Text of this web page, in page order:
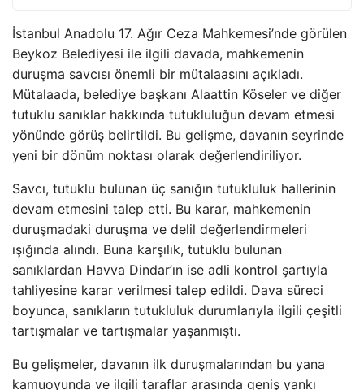
İstanbul Anadolu 17. Ağır Ceza Mahkemesi’nde görülen
Beykoz Belediyesi ile ilgili davada, mahkemenin
duruşma savcısı önemli bir mütalaasını açıkladı.
Mütalaada, belediye başkanı Alaattin Köseler ve diğer
tutuklu sanıklar hakkında tutukluluğun devam etmesi
yönünde görüş belirtildi. Bu gelişme, davanın seyrinde
yeni bir dönüm noktası olarak değerlendiriliyor.
Savcı, tutuklu bulunan üç sanığın tutukluluk hallerinin
devam etmesini talep etti. Bu karar, mahkemenin
duruşmadaki duruşma ve delil değerlendirmeleri
ışığında alındı. Buna karşılık, tutuklu bulunan
sanıklardan Havva Dindar’ın ise adli kontrol şartıyla
tahliyesine karar verilmesi talep edildi. Dava süreci
boyunca, sanıkların tutukluluk durumlarıyla ilgili çeşitli
tartışmalar ve tartışmalar yaşanmıştı.
Bu gelişmeler, davanın ilk duruşmalarından bu yana
kamuoyunda ve ilgili taraflar arasında geniş yankı